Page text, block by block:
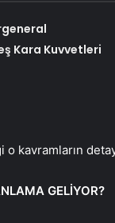
Kara Kuvvetleri
kavramların
GELİYOR?